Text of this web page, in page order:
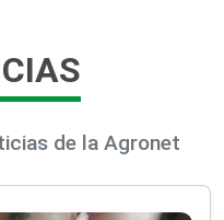
de la Agronet